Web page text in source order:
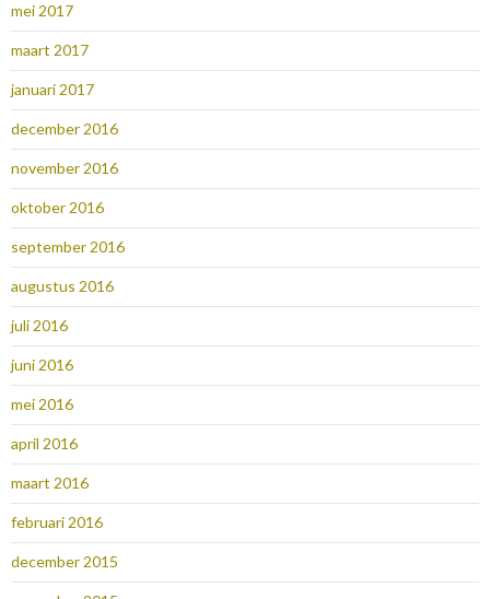
mei 2017
maart 2017
januari 2017
december 2016
november 2016
oktober 2016
september 2016
augustus 2016
juli 2016
juni 2016
mei 2016
april 2016
maart 2016
februari 2016
december 2015